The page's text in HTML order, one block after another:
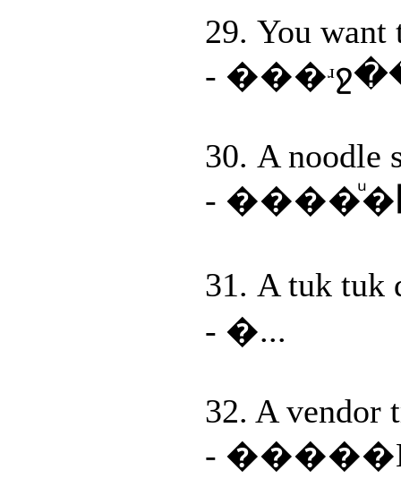
29. You want
-
30. A noodle
-
31. A tuk
- �...
32. A vendor
-